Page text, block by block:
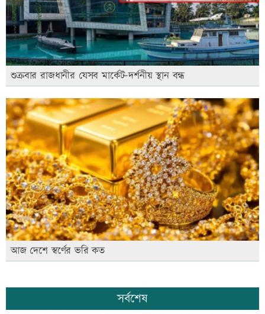
শুক্রবার রাজধানীর যেসব মার্কেট-দর্শনীয় স্থান বন্ধ
আজ দেশে স্বর্ণের ভরি কত
সর্বশেষ